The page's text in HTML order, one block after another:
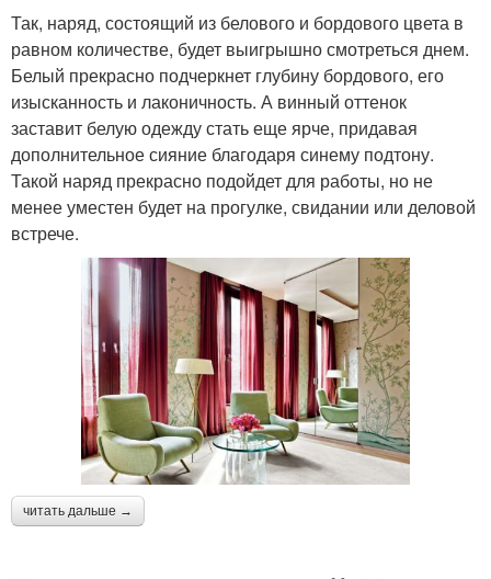
Так, наряд, состоящий из белового и бордового цвета в
равном количестве, будет выигрышно смотреться днем.
Белый прекрасно подчеркнет глубину бордового, его
изысканность и лаконичность. А винный оттенок
заставит белую одежду стать еще ярче, придавая
дополнительное сияние благодаря синему подтону.
Такой наряд прекрасно подойдет для работы, но не
менее уместен будет на прогулке, свидании или деловой
встрече.
читать дальше →